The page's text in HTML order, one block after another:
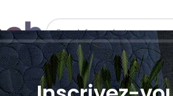
SELECT CATEGORY
& TABLETTE STOCKAGE